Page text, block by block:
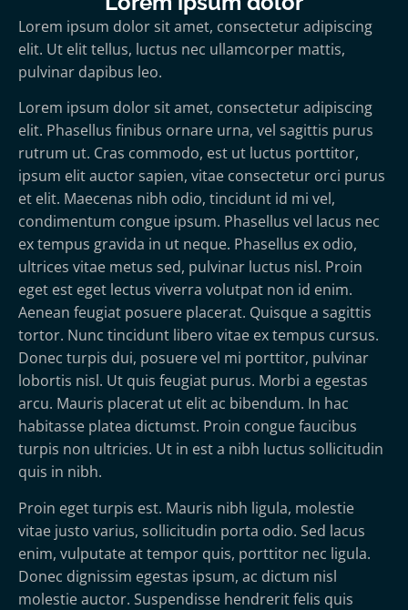
Lorem ipsum dolor sit amet, consectetur adipiscing
elit. Ut elit tellus, luctus nec ullamcorper mattis,
pulvinar dapibus leo.
Lorem ipsum dolor sit amet, consectetur adipiscing
elit. Phasellus finibus ornare urna, vel sagittis purus
rutrum ut. Cras commodo, est ut luctus porttitor,
ipsum elit auctor sapien, vitae consectetur orci purus
et elit. Maecenas nibh odio, tincidunt id mi vel,
condimentum congue ipsum. Phasellus vel lacus nec
ex tempus gravida in ut neque. Phasellus ex odio,
ultrices vitae metus sed, pulvinar luctus nisl. Proin
eget est eget lectus viverra volutpat non id enim.
Aenean feugiat posuere placerat. Quisque a sagittis
tortor. Nunc tincidunt libero vitae ex tempus cursus.
Donec turpis dui, posuere vel mi porttitor, pulvinar
lobortis nisl. Ut quis feugiat purus. Morbi a egestas
arcu. Mauris placerat ut elit ac bibendum. In hac
habitasse platea dictumst. Proin congue faucibus
turpis non ultricies. Ut in est a nibh luctus sollicitudin
quis in nibh.
Proin eget turpis est. Mauris nibh ligula, molestie
vitae justo varius, sollicitudin porta odio. Sed lacus
enim, vulputate at tempor quis, porttitor nec ligula.
Donec dignissim egestas ipsum, ac dictum nisl
molestie auctor. Suspendisse hendrerit felis quis